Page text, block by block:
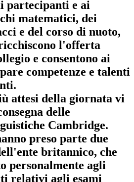
partecipanti e ai
matematici, dei
e del corso di nuoto,
l'offerta
e consentono ai
competenze e talenti
attesi della giornata vi
delle
Cambridge.
preso parte due
britannico, che
personalmente agli
relativi agli esami